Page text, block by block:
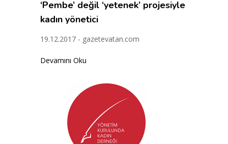
‘Pembe’ değil ‘yetenek’ projesiyle
kadın yönetici
19.12.2017 - gazetevatan.com
Devamını Oku